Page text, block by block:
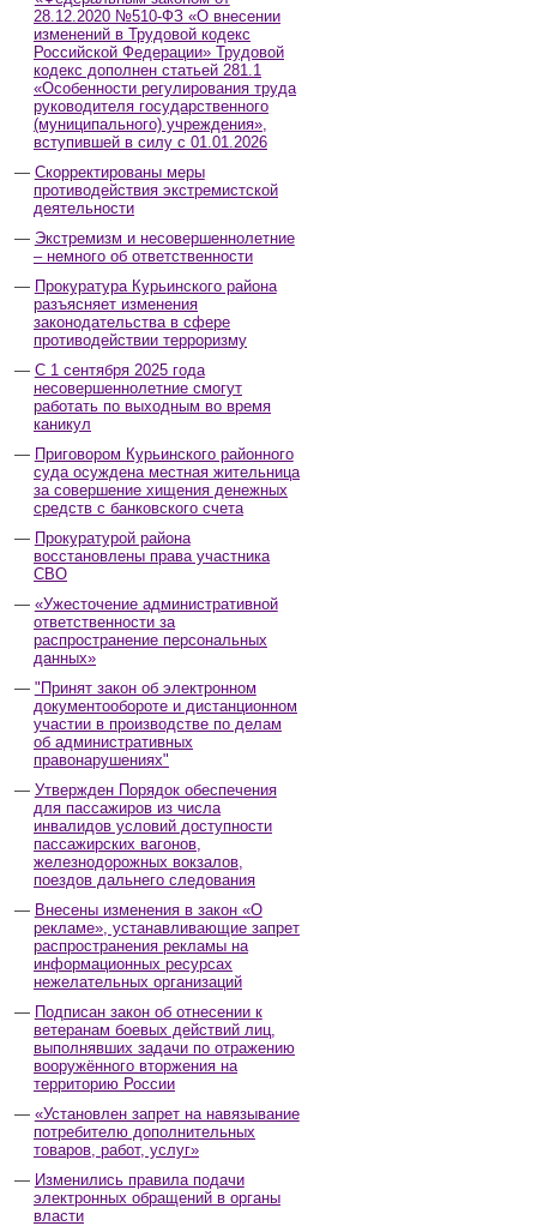
28.12.2020 №510-ФЗ «О внесении
изменений в Трудовой кодекс
Российской Федерации» Трудовой
кодекс дополнен статьей 281.1
«Особенности регулирования труда
руководителя государственного
(муниципального) учреждения»,
вступившей в силу с 01.01.2026
Скорректированы меры
противодействия экстремистской
деятельности
Экстремизм и несовершеннолетние
– немного об ответственности
Прокуратура Курьинского района
разъясняет изменения
законодательства в сфере
противодействии терроризму
С 1 сентября 2025 года
несовершеннолетние смогут
работать по выходным во время
каникул
Приговором Курьинского районного
суда осуждена местная жительница
за совершение хищения денежных
средств с банковского счета
Прокуратурой района
восстановлены права участника
СВО
«Ужесточение административной
ответственности за
распространение персональных
данных»
"Принят закон об электронном
документообороте и дистанционном
участии в производстве по делам
об административных
правонарушениях"
Утвержден Порядок обеспечения
для пассажиров из числа
инвалидов условий доступности
пассажирских вагонов,
железнодорожных вокзалов,
поездов дальнего следования
Внесены изменения в закон «О
рекламе», устанавливающие запрет
распространения рекламы на
информационных ресурсах
нежелательных организаций
Подписан закон об отнесении к
ветеранам боевых действий лиц,
выполнявших задачи по отражению
вооружённого вторжения на
территорию России
«Установлен запрет на навязывание
потребителю дополнительных
товаров, работ, услуг»
Изменились правила подачи
электронных обращений в органы
власти